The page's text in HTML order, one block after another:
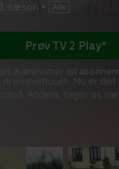
1 sæson •
drømmehuset. Nu er det
Anders, tager os
Prøv TV 2 Play*
Administrer dit